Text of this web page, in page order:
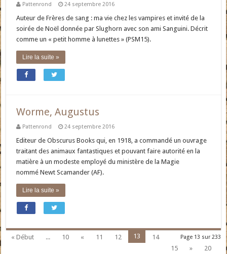
Pattenrond 24 septembre 2016
Auteur de Frères de sang : ma vie chez les vampires et invité de la
soirée de Noël donnée par Slughorn avec son ami Sanguini. Décrit
comme un « petit homme à lunettes » (PSM15).
Lire la suite »
Worme, Augustus
Pattenrond 24 septembre 2016
Editeur de Obscurus Books qui, en 1918, a commandé un ouvrage
traitant des animaux fantastiques et pouvant faire autorité en la
matière à un modeste employé du ministère de la Magie
nommé Newt Scamander (AF).
Lire la suite »
Page 13 sur 233
« Début ... 10 « 11 12 13
14
15
» 20